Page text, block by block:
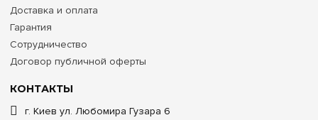
КОНТАКТЫ
г. Киев ул. Любомира Гузара 6
Доставка и оплата
Гарантия
Сотрудничество
Договор публичной оферты